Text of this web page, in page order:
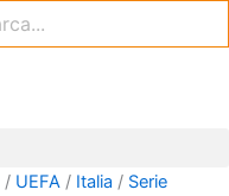
/ UEFA / Italia / Serie